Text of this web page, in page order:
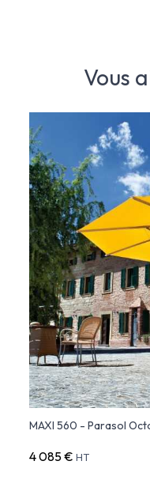
Vous
MAXI 560 - Parasol
4 085 € HT